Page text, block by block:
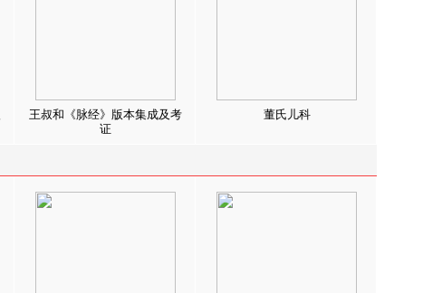
王叔和《脉经》版本集成及考
证
董氏儿科